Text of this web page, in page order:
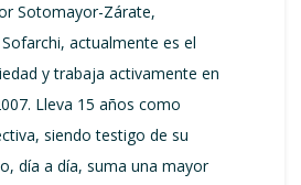
Sotomayor-Zárate,
actualmente es el
y trabaja activamente en
Lleva 15 años como
siendo testigo de su
día a día, suma una mayor